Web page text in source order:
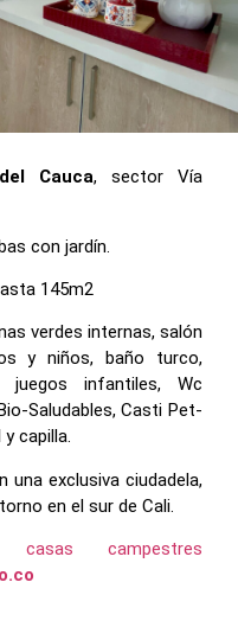
Cauca, sector Vía
con jardín.
145m2
verdes internas, salón
y niños, baño turco,
juegos infantiles, Wc
Saludables, Casti Pet-
capilla.
exclusiva ciudadela,
en el sur de Cali.
campestres